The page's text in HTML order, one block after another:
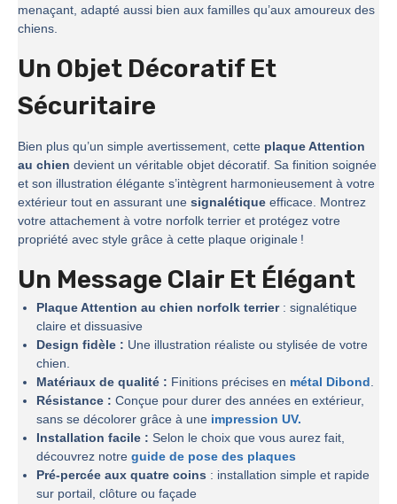
menaçant, adapté aussi bien aux familles qu’aux amoureux des
chiens.
Un Objet Décoratif Et
Sécuritaire
Bien plus qu’un simple avertissement, cette plaque Attention
au chien devient un véritable objet décoratif. Sa finition soignée
et son illustration élégante s’intègrent harmonieusement à votre
extérieur tout en assurant une signalétique efficace. Montrez
votre attachement à votre norfolk terrier et protégez votre
propriété avec style grâce à cette plaque originale !
Un Message Clair Et Élégant
Plaque Attention au chien norfolk terrier: signalétique
claire et dissuasive
Design fidèle : Une illustration réaliste ou stylisée de votre
chien.
Matériaux de qualité : Finitions précises en métal Dibond.
Résistance : Conçue pour durer des années en extérieur,
sans se décolorer grâce à une impression UV.
Installation facile : Selon le choix que vous aurez fait,
découvrez notre guide de pose des plaques
Pré-percée aux quatre coins : installation simple et rapide
sur portail, clôture ou façade